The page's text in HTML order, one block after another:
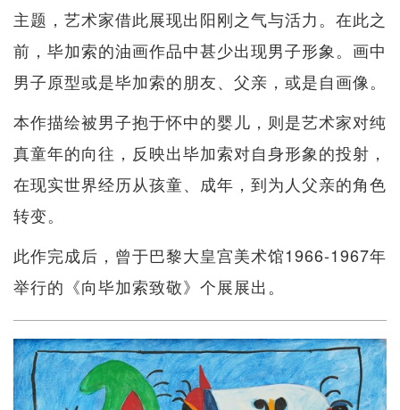
主题，艺术家借此展现出阳刚之气与活力。在此之
前，毕加索的油画作品中甚少出现男子形象。画中
男子原型或是毕加索的朋友、父亲，或是自画像。
本作描绘被男子抱于怀中的婴儿，则是艺术家对纯
真童年的向往，反映出毕加索对自身形象的投射，
在现实世界经历从孩童、成年，到为人父亲的角色
转变。
此作完成后，曾于巴黎大皇宫美术馆1966-1967年
举行的《向毕加索致敬》个展展出。